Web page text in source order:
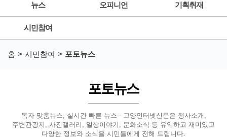
뉴스 오피니언 기획취재
시민참여
홈 시민참여 포토뉴스
포토뉴스
독자 맞춤뉴스, 실시간 빠른 뉴스 - 고양인터넷신문은 행사소개,
주변관광지, 사진갤러리, 일상이야기, 문화소식 등 유익하고 재미있고
다양한 정보와 소식을 시민들에게 전해 드립니다.